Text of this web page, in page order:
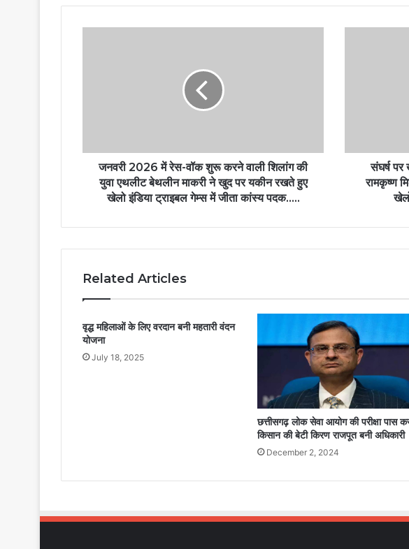
जनवरी 2026 में रेस-वॉक शुरू करने वाली शिलांग की
युवा एथलीट बेथलीन माकरी ने खुद पर यकीन रखते हुए
खेलो इंडिया ट्राइबल गेम्स में जीता कांस्य पदक…..
संघर्ष
रामकृष्ण
Related Articles
वृद्ध महिलाओं के लिए वरदान बनी महतारी वंदन
योजना
July 18, 2025
छत्तीसगढ़ लोक सेवा आयोग की परीक्षा पास
किसान की बेटी किरण राजपूत बनी अधिकारी
December 2, 2024